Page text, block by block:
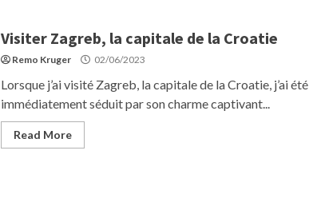
Visiter Zagreb, la capitale de la Croatie
Remo Kruger 02/06/2023
Lorsque j’ai visité Zagreb, la capitale de la Croatie, j’ai été
immédiatement séduit par son charme captivant...
Read More